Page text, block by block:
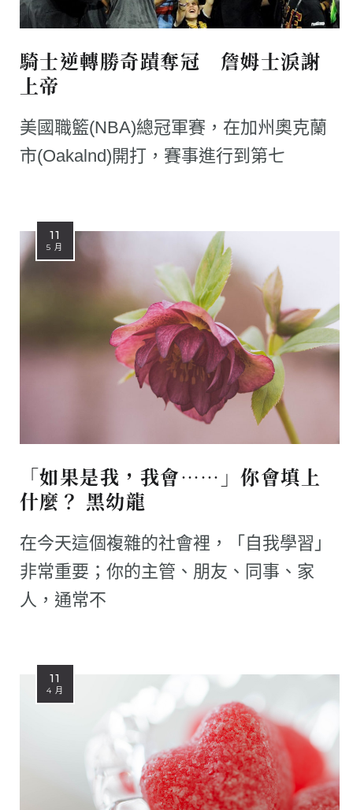
騎士逆轉勝奇蹟奪冠 詹姆士淚謝
上帝
美國職籃(NBA)總冠軍賽，在加州奧克蘭
市(Oakalnd)開打，賽事進行到第七
11
5 月
「如果是我，我會……」你會填上
什麼？ 黑幼龍
在今天這個複雜的社會裡，「自我學習」
非常重要；你的主管、朋友、同事、家
人，通常不
11
4 月